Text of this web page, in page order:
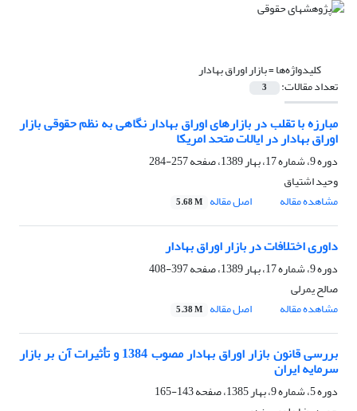
کلیدواژه‌ها =بازار اوراق بهادار
تعداد مقالات: 3
مبارزه با تقلب در بازارهای اوراق بهادار نگاهی به نظم حقوقی بازار
اوراق بهادار در ایالات متحد امریکا
دوره 9، شماره 17، بهار 1389، صفحه
257-284
وحید اشتیاق
مشاهده مقاله
اصل مقاله 5.68 M
داوری اختلافات در بازار اوراق بهادار
دوره 9، شماره 17، بهار 1389، صفحه
397-408
صالح یمرلی
مشاهده مقاله
اصل مقاله 5.38 M
بررسی‌ قانون‌ بازار اوراق بهادار مصوب‌ 1384 و تأثیرات‌ آن‌ بر بازار
سرمایه‌ ایران
دوره 5، شماره 9، بهار 1385، صفحه
143-165